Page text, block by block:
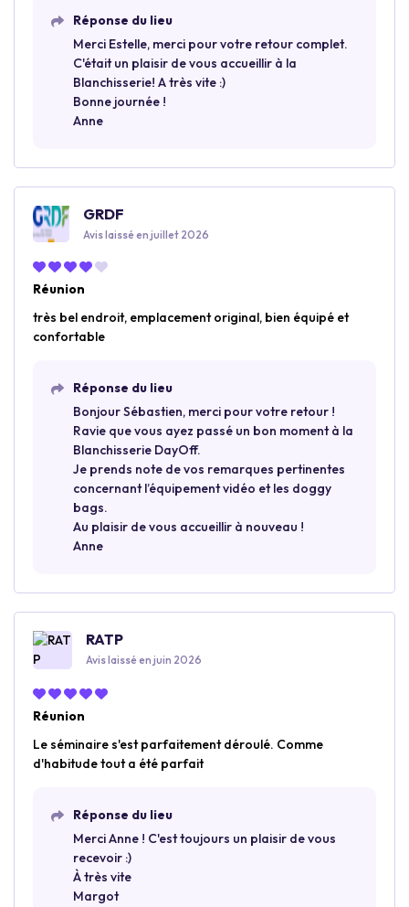
Réponse du lieu
Merci Estelle, merci pour votre retour complet.
C'était un plaisir de vous accueillir à la
Blanchisserie! A très vite :)
Bonne journée !
Anne
GRDF
Avis laissé en juillet 2026
Réunion
très bel endroit, emplacement original, bien équipé et
confortable
Réponse du lieu
Bonjour Sébastien, merci pour votre retour !
Ravie que vous ayez passé un bon moment à la
Blanchisserie DayOff.
Je prends note de vos remarques pertinentes
concernant l’équipement vidéo et les doggy
bags.
Au plaisir de vous accueillir à nouveau !
Anne
RATP
Avis laissé en juin 2026
Réunion
Le séminaire s'est parfaitement déroulé. Comme
d'habitude tout a été parfait
Réponse du lieu
Merci Anne ! C'est toujours un plaisir de vous
recevoir :)
À très vite
Margot